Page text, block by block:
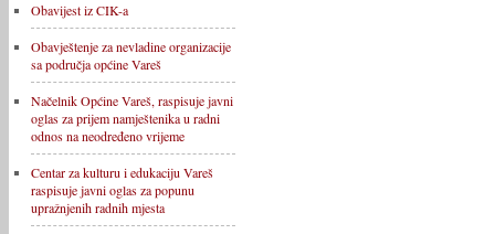
Obavijest iz CIK-a
Obavještenje za nevladine organizacije
sa područja općine Vareš
Načelnik Općine Vareš, raspisuje javni
oglas za prijem namještenika u radni
odnos na neodređeno vrijeme
Centar za kulturu i edukaciju Vareš
raspisuje javni oglas za popunu
upražnjenih radnih mjesta